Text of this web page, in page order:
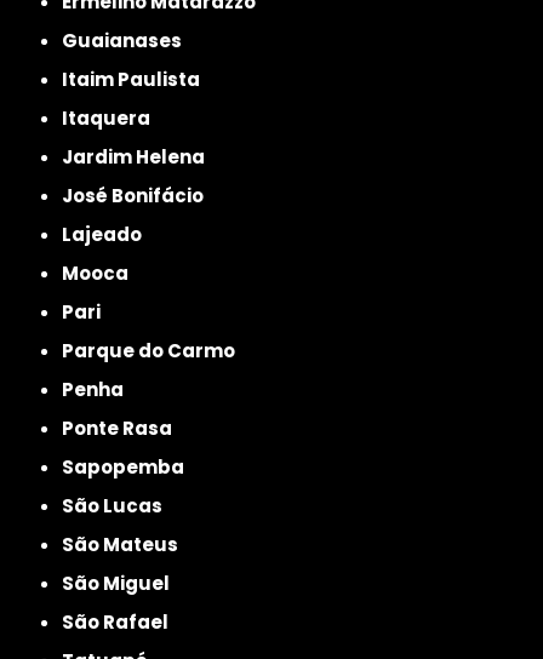
Guaianases
Itaim Paulista
Itaquera
Jardim Helena
José Bonifácio
Lajeado
Mooca
Pari
Parque do Carmo
Penha
Ponte Rasa
Sapopemba
São Lucas
São Mateus
São Miguel
São Rafael